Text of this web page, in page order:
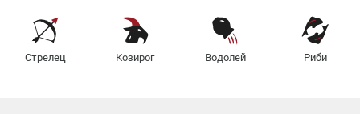
Стрелец Козирог Водолей Риби